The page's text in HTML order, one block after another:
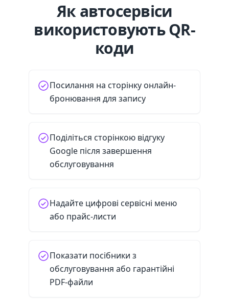
Як автосервіси
використовують QR-
коди
Посилання на сторінку онлайн-
бронювання для запису
Поділіться сторінкою відгуку
Google після завершення
обслуговування
Надайте цифрові сервісні меню
або прайс-листи
Показати посібники з
обслуговування або гарантійні
PDF-файли